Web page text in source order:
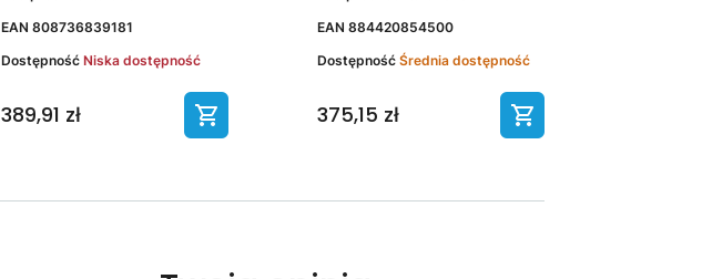
EAN 808736839181
Dostępność Niska dostępność
389,91 zł
EAN 884420854500
Dostępność Średnia dostępność
375,15 zł